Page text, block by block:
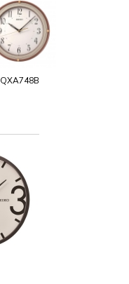
QXA748B